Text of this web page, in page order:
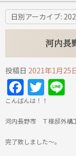
日別アーカイブ:
河内長
投稿日 2021年1月25
こんばんは！！
河内長野市 Ｔ様邸外構
完了致しました～。